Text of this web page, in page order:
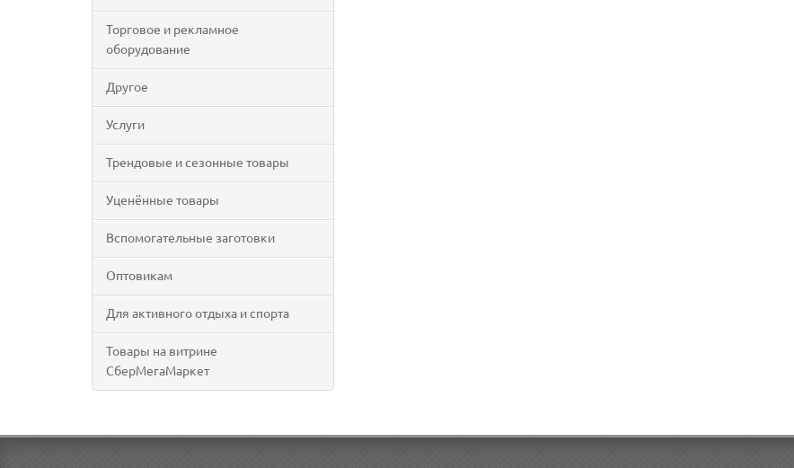
Торговое и рекламное
оборудование
Другое
Услуги
Трендовые и сезонные товары
Уценённые товары
Вспомогательные заготовки
Оптовикам
Для активного отдыха и спорта
Товары на витрине
СберМегаМаркет